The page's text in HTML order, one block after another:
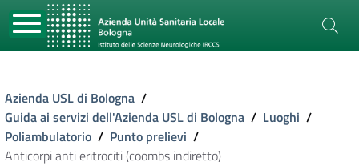
Azienda USL di Bologna /
Guida ai servizi dell'Azienda USL di Bologna / Luoghi /
Poliambulatorio / Punto prelievi /
Anticorpi anti eritrociti (coombs indiretto)